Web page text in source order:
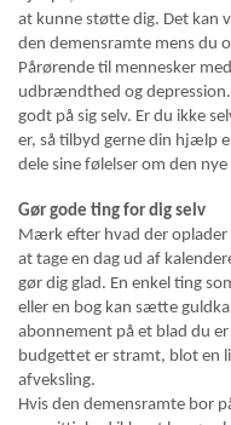
at kunne støtte dig. Det kan
den demensramte mens du
Pårørende til mennesker
udbrændthed og
godt på sig selv. Er du ikke
er, så tilbyd gerne din hjælp
dele sine følelser om den
Gør gode ting for dig selv
Mærk efter hvad der
at tage en dag ud af
gør dig glad. En enkel ting
eller en bog kan sætte
abonnement på et blad du
budgettet er stramt, blot en
afveksling.
Hvis den demensramte bor